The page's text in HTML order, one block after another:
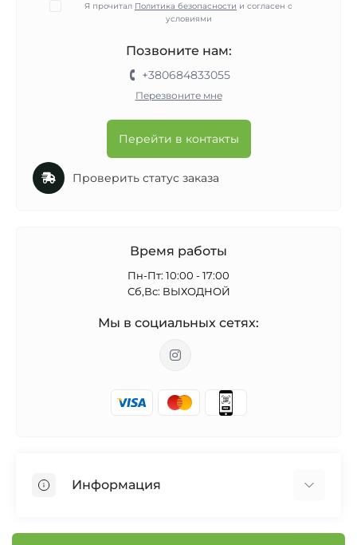
Я прочитал Политика безопасности и согласен с
условиями
Позвоните нам:
+380684833055
Перезвоните мне
Перейти в контакты
Проверить статус заказа
Время работы
Пн-Пт: 10:00 - 17:00
Сб,Вс: ВЫХОДНОЙ
Мы в социальных сетях:
Информация